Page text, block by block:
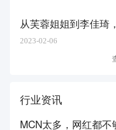
从芙蓉姐姐到李佳琦
2023-02-06
行业资讯
MCN太多，网红都不